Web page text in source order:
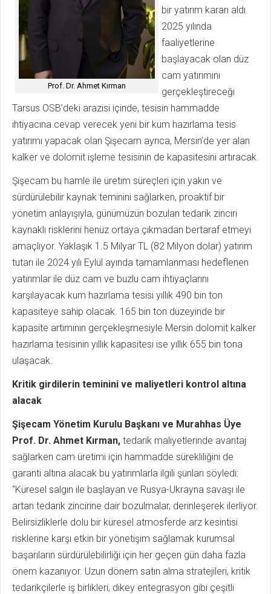
Prof. Dr. Ahmet Kırman
bir yatırım kararı aldı.
2025 yılında
faaliyetlerine
başlayacak olan düz
cam yatırımını
gerçekleştireceği
Tarsus OSB’deki arazisi içinde, tesisin hammadde
ihtiyacına cevap verecek yeni bir kum hazırlama tesis
yatırımı yapacak olan Şişecam ayrıca, Mersin’de yer alan
kalker ve dolomit işleme tesisinin de kapasitesini artıracak.
Şişecam bu hamle ile üretim süreçleri için yakın ve
sürdürülebilir kaynak teminini sağlarken, proaktif bir
yönetim anlayışıyla, günümüzün bozulan tedarik zinciri
kaynaklı risklerini henüz ortaya çıkmadan bertaraf etmeyi
amaçlıyor. Yaklaşık 1.5 Milyar TL (82 Milyon dolar) yatırım
tutarı ile 2024 yılı Eylül ayında tamamlanması hedeflenen
yatırımlar ile düz cam ve buzlu cam ihtiyaçlarını
karşılayacak kum hazırlama tesisi yıllık 490 bin ton
kapasiteye sahip olacak. 165 bin ton düzeyinde bir
kapasite artımının gerçekleşmesiyle Mersin dolomit kalker
hazırlama tesisinin yıllık kapasitesi ise yıllık 655 bin tona
ulaşacak.
Kritik girdilerin teminini ve maliyetleri kontrol altına
alacak
Şişecam Yönetim Kurulu Başkanı ve Murahhas Üye
Prof. Dr. Ahmet Kırman, tedarik maliyetlerinde avantaj
sağlarken cam üretimi için hammadde sürekliliğini de
garanti altına alacak bu yatırımlarla ilgili şunları söyledi:
“Küresel salgın ile başlayan ve Rusya-Ukrayna savaşı ile
artan tedarik zincirine dair bozulmalar, derinleşerek ilerliyor.
Belirsizliklerle dolu bir küresel atmosferde arz kesintisi
risklerine karşı etkin bir yönetişim sağlamak kurumsal
başarıların sürdürülebilirliği için her geçen gün daha fazla
önem kazanıyor. Uzun dönem satın alma stratejileri, kritik
tedarikçilerle iş birlikleri, dikey entegrasyon gibi çeşitli